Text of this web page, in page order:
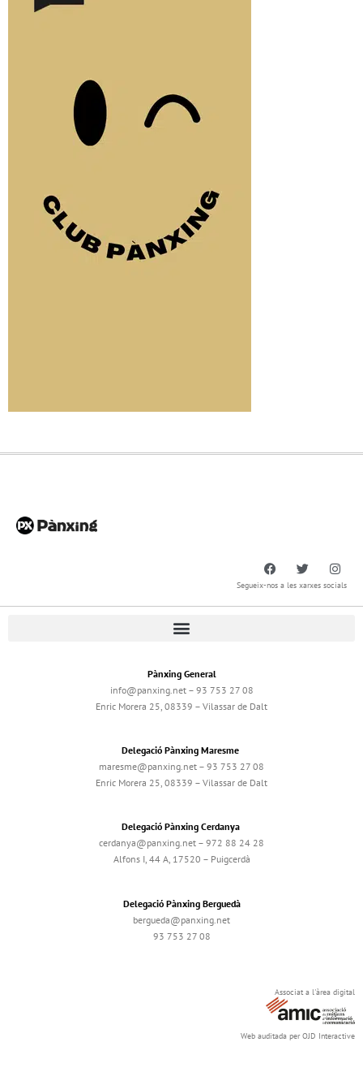
Segueix-nos a les xarxes socials
Pànxing General
info@panxing.net – 93 753 27 08
Enric Morera 25, 08339 – Vilassar de Dalt
Delegació Pànxing Maresme
maresme@panxing.net – 93 753 27 08
Enric Morera 25, 08339 – Vilassar de Dalt
Delegació Pànxing Cerdanya
cerdanya@panxing.net – 972 88 24 28
Alfons I, 44 A, 17520 – Puigcerdà
Delegació Pànxing Berguedà
bergueda@panxing.net
93 753 27 08
Associat a l'àrea digital
Web auditada per OJD Interactive